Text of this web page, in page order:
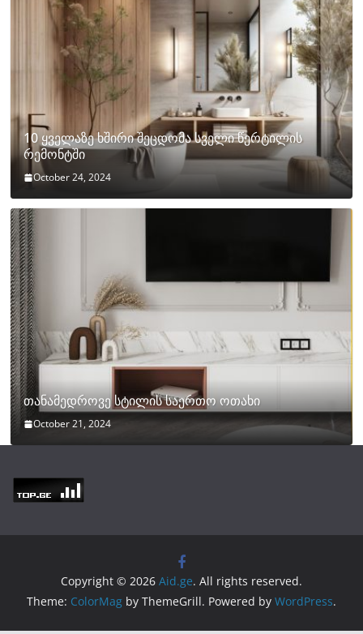
10 ყველაზე ხშირი შეცდომა სველი წერტილის
რემონტში
October 24, 2024
თანამედროვე სტილის საერთო ოთახი
October 21, 2024
Copyright © 2026 Aid.ge. All rights reserved.
Theme: ColorMag by ThemeGrill. Powered by WordPress.